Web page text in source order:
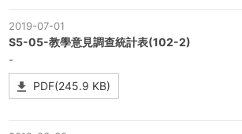
2019-07-01
S5-05-教學意見調查統計表(102-2)
-
PDF(245.9 KB)